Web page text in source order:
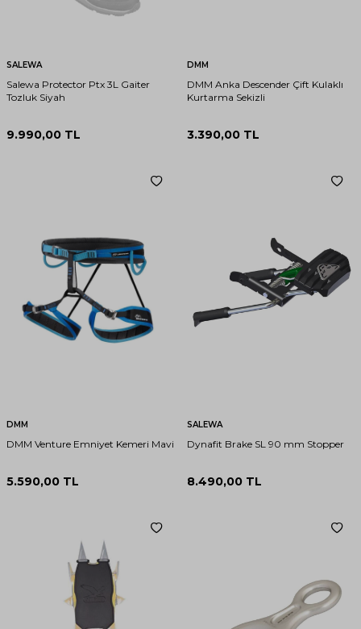
SALEWA
Salewa Protector Ptx 3L Gaiter
Tozluk Siyah
9.990,00 TL
DMM
DMM Anka Descender Çift Kulaklı
Kurtarma Sekizli
3.390,00 TL
DMM
DMM Venture Emniyet Kemeri Mavi
5.590,00 TL
SALEWA
Dynafit Brake SL 90 mm Stopper
8.490,00 TL